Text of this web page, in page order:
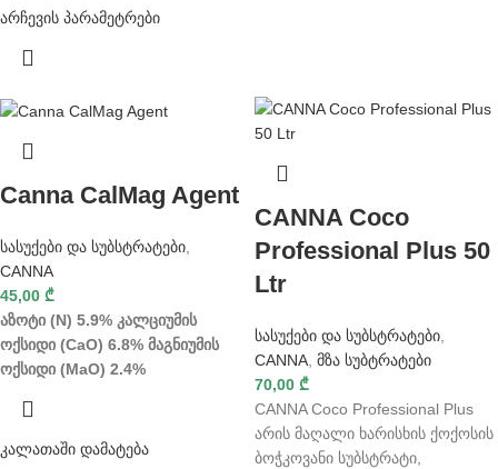
არჩევის პარამეტრები
Canna CalMag Agent
სასუქები და სუბსტრატები
CANNA
45,00 ₾
აზოტი (N) 5.9% კალციუმის
ოქსიდი (CaO) 6.8% მაგნიუმის
ოქსიდი (MaO) 2.4%
კალათაში დამატება
CANNA Coco
Professional Plus 50
Ltr
სასუქები და სუბსტრატები,
CANNA, მზა სუბტრატები
70,00 ₾
CANNA Coco Professional Plus
არის მაღალი ხარისხის ქოქოსის
ბოჭკოვანი სუბსტრატი,